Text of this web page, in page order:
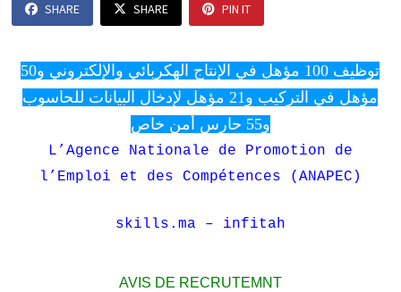
SHARE SHARE PIN IT
توظيف 100 مؤهل في الإنتاج الهكربائي والإلكتروني و50
مؤهل في التركيب و21 مؤهل لإدخال البيانات للحاسوب
و55 حارس أمن خاص
L’Agence Nationale de Promotion de
l’Emploi et des Compétences (ANAPEC)
skills.ma – infitah
AVIS DE RECRUTEMNT